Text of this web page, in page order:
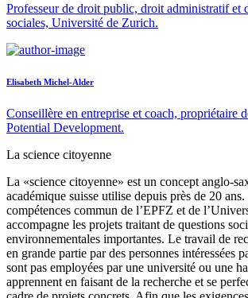
Professeur de droit public, droit administratif et
sociales, Université de Zurich.
Elisabeth Michel-Alder
Conseillère en entreprise et coach, propriétaire
Potential Development.
La science citoyenne
La «science citoyenne» est un concept anglo-
académique suisse utilise depuis près de 20
compétences commun de l’EPFZ et de
accompagne les projets traitant de questions
environnementales importantes. Le travail de
en grande partie par des personnes intéressées
sont pas employées par une université ou une
apprennent en faisant de la recherche et se